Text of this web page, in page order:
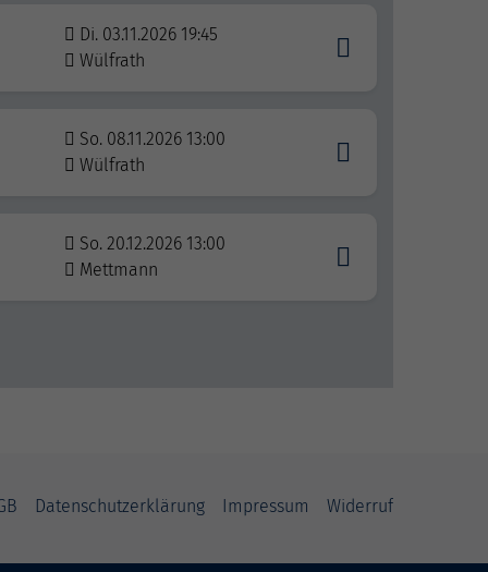
Di. 03.11.2026 19:45
Wülfrath
So. 08.11.2026 13:00
Wülfrath
So. 20.12.2026 13:00
Mettmann
Datenschutzerklärung Impressum Widerruf